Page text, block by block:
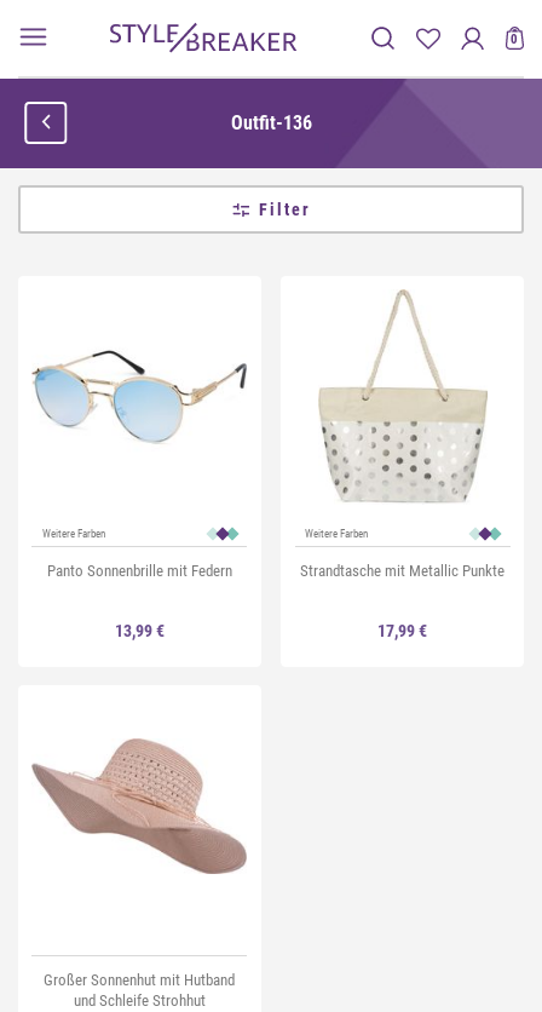
0
Outfit-136
Filter
Weitere Farben
Panto Sonnenbrille mit Federn
13,99 €
Weitere Farben
Strandtasche mit Metallic Punkte
17,99 €
Großer Sonnenhut mit Hutband
und Schleife Strohhut